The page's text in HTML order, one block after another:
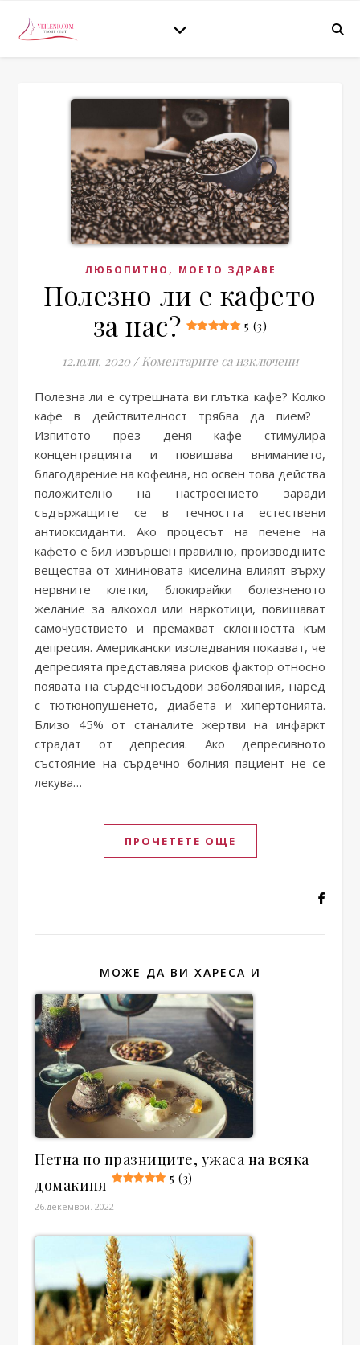
ЛЮБОПИТНО , МОЕТО ЗДРАВЕ
Полезно ли е кафето
за нас?
5 (3)
12.юли. 2020 / Коментарите са изключениза
Полезна ли е сутрешната ви глътка кафе? Колко
кафе в действителност трябва да пием?
Изпитото през деня кафе стимулира
концентрацията и повишава вниманието,
благодарение на кофеина, но освен това действа
положително на настроението заради
съдържащите се в течността естествени
антиоксиданти. Ако процесът на печене на
кафето е бил извършен правилно, производните
вещества от хининовата киселина влияят върху
нервните клетки, блокирайки болезненото
желание за алкохол или наркотици, повишават
самочувствието и премахват склонността към
депресия. Американски изследвания показват, че
депресията представлява рисков фактор относно
появата на сърдечносъдови заболявания, наред
с тютюнопушенето, диабета и хипертонията.
Близо 45% от станалите жертви на инфаркт
страдат от депресия. Ако депресивното
състояние на сърдечно болния пациент не се
лекува…
ПРОЧЕТЕТЕ ОЩЕ
МОЖЕ ДА ВИ ХАРЕСА И
Петна по празниците, ужаса на всяка
домакиня
5 (3)
26.декември. 2022